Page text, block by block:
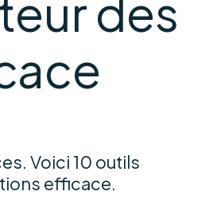
des
Voici 10 outils
efficace.